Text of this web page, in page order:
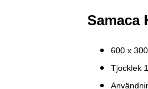
Samaca
600 x
Tjocklek